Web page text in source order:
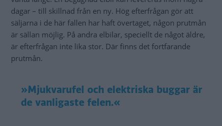
dagar – till skillnad från en ny. Hög efterfrågan gör att
säljarna i de här fallen har haft övertaget, någon prutmån
är sällan möjlig. På andra elbilar, speciellt de något äldre,
är efterfrågan inte lika stor. Där finns det fortfarande
prutmån.
»Mjukvarufel och elektriska buggar är
de vanligaste felen.«